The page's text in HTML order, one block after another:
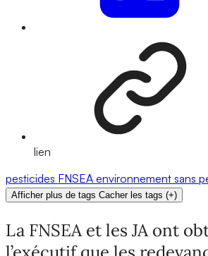
lien
pesticides FNSEA environnement sans
Afficher plus de tags Cacher les tags (+)
La FNSEA et les JA ont